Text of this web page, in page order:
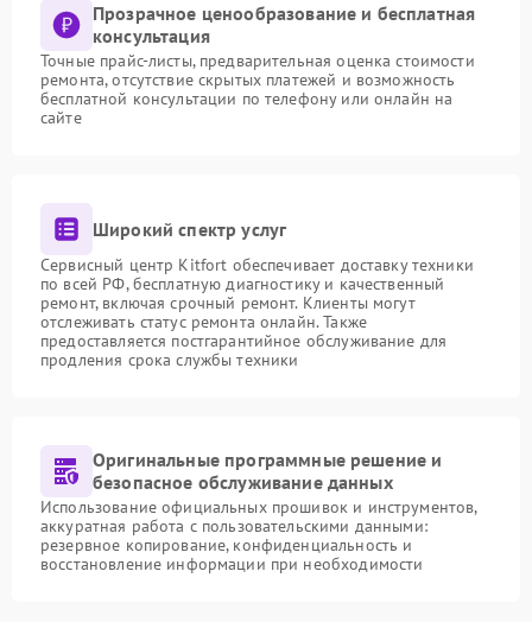
Прозрачное ценообразование и бесплатная
консультация
Точные прайс-листы, предварительная оценка стоимости
ремонта, отсутствие скрытых платежей и возможность
бесплатной консультации по телефону или онлайн на
сайте
Широкий спектр услуг
Сервисный центр Kitfort обеспечивает доставку техники
по всей РФ, бесплатную диагностику и качественный
ремонт, включая срочный ремонт. Клиенты могут
отслеживать статус ремонта онлайн. Также
предоставляется постгарантийное обслуживание для
продления срока службы техники
Оригинальные программные решение и
безопасное обслуживание данных
Использование официальных прошивок и инструментов,
аккуратная работа с пользовательскими данными:
резервное копирование, конфиденциальность и
восстановление информации при необходимости